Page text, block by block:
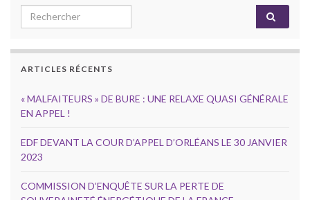
Search for:
ARTICLES RÉCENTS
« MALFAITEURS » DE BURE : UNE RELAXE QUASI GÉNÉRALE
EN APPEL !
EDF DEVANT LA COUR D’APPEL D’ORLÉANS LE 30 JANVIER
2023
COMMISSION D’ENQUÊTE SUR LA PERTE DE